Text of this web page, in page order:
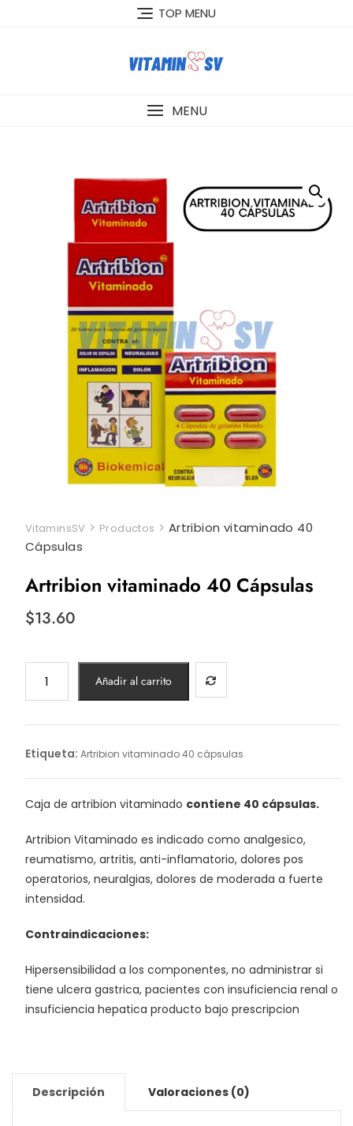
TOP MENU
MENU
VitaminsSV > Productos > Artribion vitaminado 40
Cápsulas
Artribion vitaminado 40 Cápsulas
$13.60
vitaminado
Cápsulas
cantidad
Añadir al carrito
Etiqueta: Artribion vitaminado 40 cápsulas
Caja de artribion vitaminado contiene 40 cápsulas.
Artribion Vitaminado es indicado como analgesico,
reumatismo, artritis, anti-inflamatorio, dolores pos
operatorios, neuralgias, dolores de moderada a fuerte
intensidad.
Contraindicaciones:
Hipersensibilidad a los componentes, no administrar si
tiene ulcera gastrica, pacientes con insuficiencia renal o
insuficiencia hepatica producto bajo prescripcion
Descripción Valoraciones (0)